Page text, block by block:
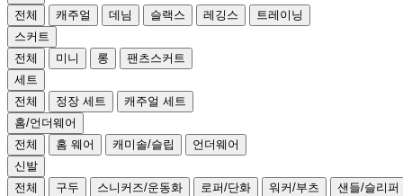
전체
캐주얼 데님 슬랙스 레깅스
트레이닝
스커트
전체
미니 롱
팬츠스커트
세트
전체
정장 세트
캐주얼 세트
홈/언더웨어
전체
홈 웨어 캐미솔/슬립
언더웨어
신발
전체
구두 스니커즈/운동화 로퍼/단화 워커/부츠
샌들/슬리퍼